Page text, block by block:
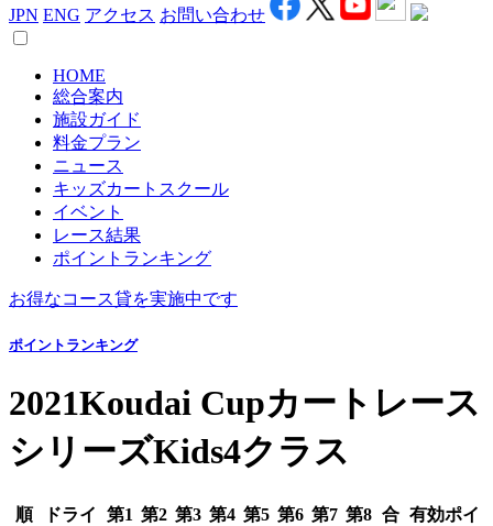
JPN ENG アクセス お問い合わせ
HOME
総合案内
施設ガイド
料金プラン
ニュース
キッズカートスクール
イベント
レース結果
ポイントランキング
お得なコース貸を実施中です
ポイントランキング
2021Koudai Cupカートレース
シリーズKids4クラス
順
ドライ
第1 第2 第3 第4 第5 第6 第7 第8 合 有効ポイ